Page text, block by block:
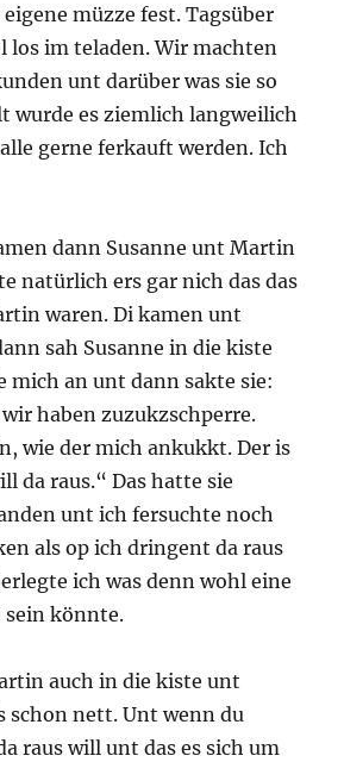
müzze fest. Tagsüber
los im teladen. Wir machten
unt darüber was sie so
wurde es ziemlich langweilich
gerne ferkauft werden. Ich
dann Susanne unt Martin
natürlich ers gar nich das das
waren. Di kamen unt
sah Susanne in die kiste
mich an unt dann sakte sie:
haben zuzukzschperre.
wie der mich ankukkt. Der is
da raus.“ Das hatte sie
unt ich fersuchte noch
als op ich dringent da raus
ich was denn wohl eine
sein könnte.
auch in die kiste unt
schon nett. Unt wenn du
raus will unt das es sich um